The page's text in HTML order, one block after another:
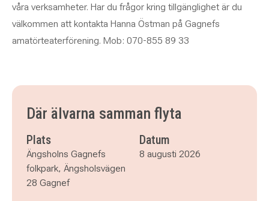
våra verksamheter. Har du frågor kring tillgänglighet är du
välkommen att kontakta Hanna Östman på Gagnefs
amatörteaterförening. Mob: 070-855 89 33
Där älvarna samman flyta
Plats
Ängsholns Gagnefs
folkpark, Ängsholsvägen
28 Gagnef
Datum
8 augusti 2026